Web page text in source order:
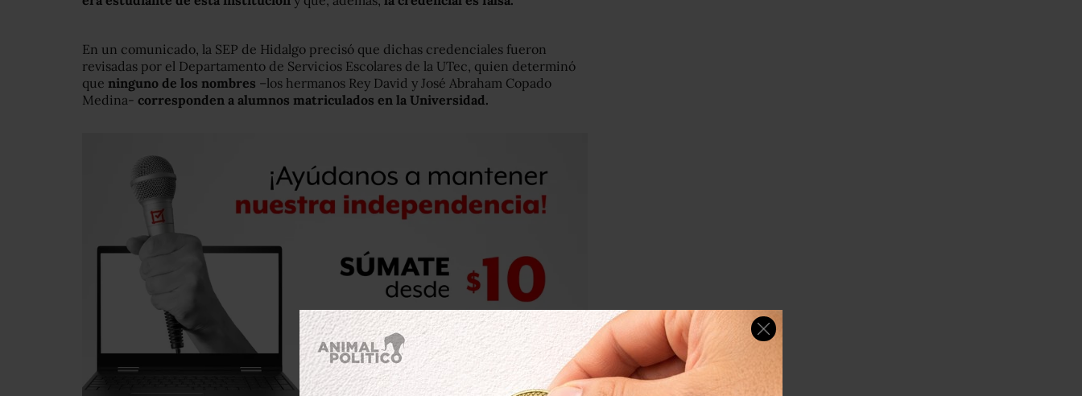
En un comunicado, la SEP de Hidalgo precisó que dichas credenciales fueron
revisadas por el Departamento de Servicios Escolares de la UTec, quien determinó
que ninguno de los nombres –los hermanos Rey David y José Abraham Copado
Medina- corresponden a alumnos matriculados en la Universidad.